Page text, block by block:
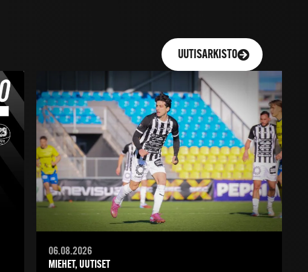
UUTISARKISTO
06.08.2026
MIEHET, UUTISET